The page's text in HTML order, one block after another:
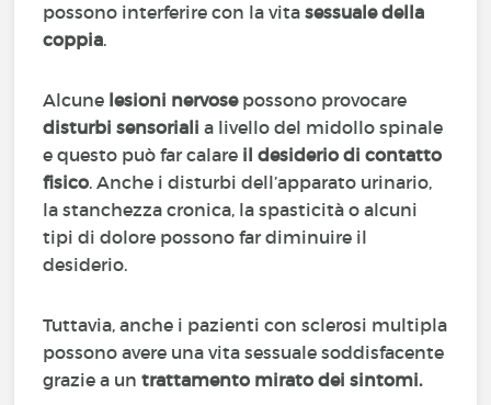
possono interferire con la vita sessuale della
coppia.
Alcune lesioni nervose possono provocare
disturbi sensorialia livello del midollo spinale
e questo può far calare il desiderio di contatto
fisico. Anche i disturbi dell’apparato urinario,
la stanchezza cronica, la spasticità o alcuni
tipi di dolore possono far diminuire il
desiderio.
Tuttavia, anche i pazienti con sclerosi multipla
possono avere una vita sessuale soddisfacente
grazie a untrattamento mirato dei sintomi.